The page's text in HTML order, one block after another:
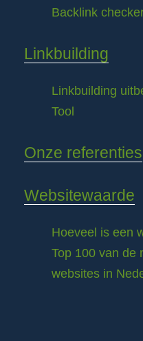
Backlink
Linkbuilding
Linkbuilding
Tool
Onze referenties
Websitewaarde
Hoeveel is een
Top 100 van de
websites in